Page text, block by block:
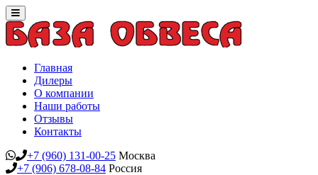
Toggle
navigation
Главная
Дилеры
О компании
Наши работы
Отзывы
Контакты
+7 (960) 131-00-25 Москва
+7 (906) 678-08-84 Россия